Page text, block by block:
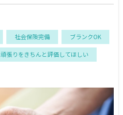
社会保険完備 ブランクOK
頑張りをきちんと評価してほしい